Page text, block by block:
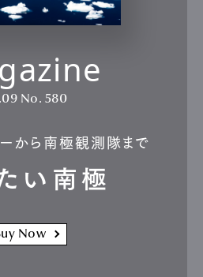
No. 580
から南極観測隊まで
い南極
Now